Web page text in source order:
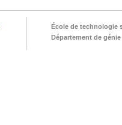
École de technologie
Département de